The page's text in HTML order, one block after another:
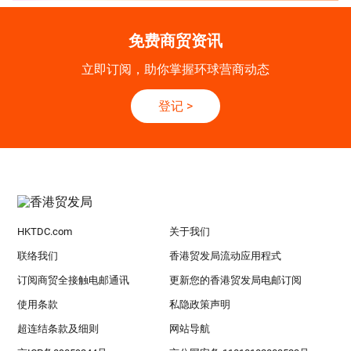
免费商贸资讯
立即订阅，助你掌握环球营商动态
登记 >
HKTDC.com 关于我们
联络我们 香港贸发局流动应用程式
订阅商贸全接触电邮通讯 更新您的香港贸发局电邮订阅
使用条款 私隐政策声明
超连结条款及细则 网站导航